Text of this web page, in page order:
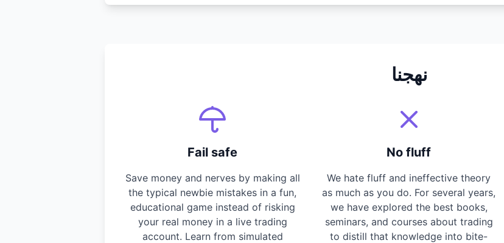
نهجنا
Fail safe
Save money and nerves by making all
the typical newbie mistakes in a fun,
educational game instead of risking
your real money in a live trading
account. Learn from simulated
No fluff
We hate fluff and ineffective theory
as much as you do. For several years,
we have explored the best books,
seminars, and courses about trading
to distill that knowledge into bite-